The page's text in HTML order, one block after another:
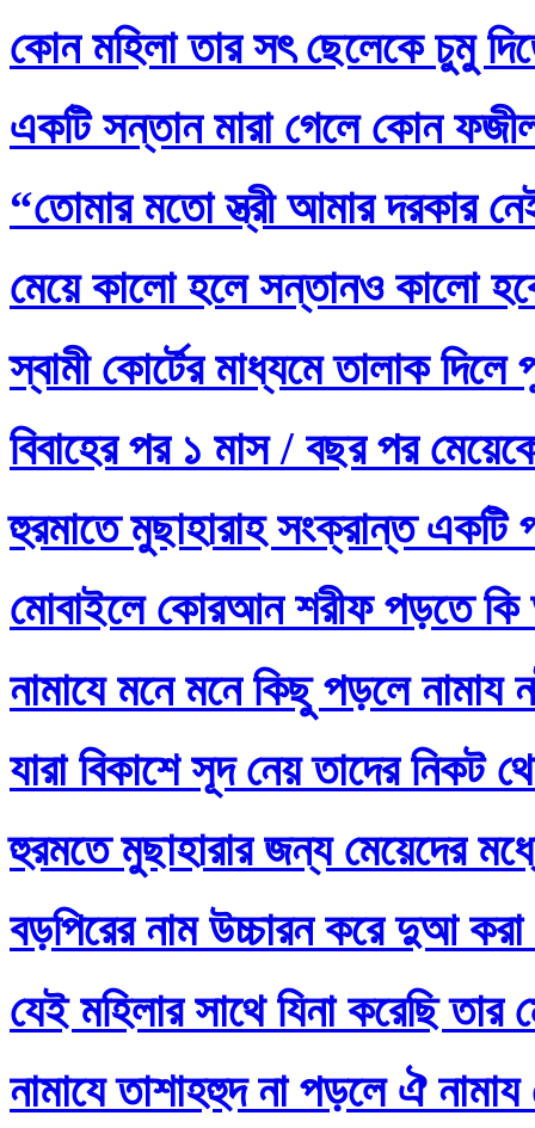
কোন মহিলা তার সৎ ছেলেকে চুমু
একটি সন্তান মারা গেলে কোন
“তোমার মতো স্ত্রী আমার দরকার
মেয়ে কালো হলে সন্তানও কালো
স্বামী কোর্টের মাধ্যমে তালাক দিলে
বিবাহের পর ১ মাস / বছর পর
হুরমাতে মুছাহারাহ সংক্রান্ত
মোবাইলে কোরআন শরীফ পড়তে
নামাযে মনে মনে কিছু পড়লে নামায
যারা বিকাশে সূদ নেয় তাদের নিকট
হুরমতে মুছাহারার জন্য মেয়েদের
বড়পিরের নাম উচ্চারন করে দুআ করা
যেই মহিলার সাথে যিনা করেছি তার
নামাযে তাশাহহুদ না পড়লে ঐ